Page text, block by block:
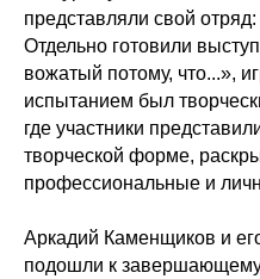
представляли свой
Отдельно готовили
вожатый потому, что...»,
испытанием был
где участники
творческой форме,
профессиональные и
Аркадий Каменщиков и
подошли к